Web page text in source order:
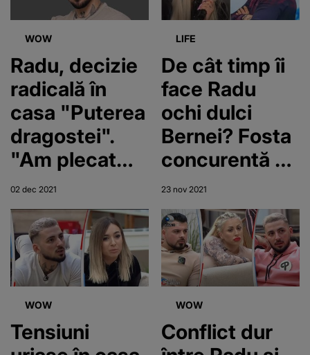
WOW
Radu, decizie
radicală în
casa "Puterea
dragostei".
"Am plecat
acasă. Gata, la
revedere!"
02 dec 2021
LIFE
De cât timp îi
face Radu
ochi dulci
Bernei? Fosta
concurentă de
la "Puterea
Dragostei" a
aruncat
bomba: "Mi-
am dat seama
și eu că mă
place și
Codruț l-a dat
23 nov 2021
WOW
Tensiuni
WOW
Conflict dur